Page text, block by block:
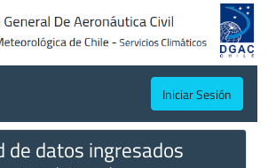
Iniciar Sesión
de datos ingresados